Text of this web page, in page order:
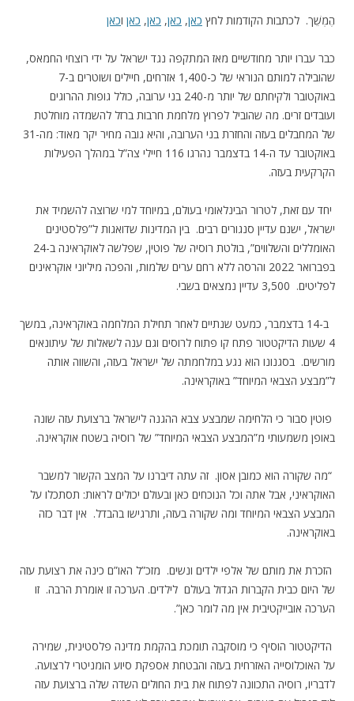
הֶמְשֵׁך. לכתבות הקודמות לחץ כאן, כאן, כאן, כאן וכאן
כבר עברו יותר מחודשיים מאז המתקפה נגד ישראל על ידי רוצחי החמאס,
שהובילה למותם הנוראי של כ-1,400 אזרחים, חיילים ושוטרים ב-7
באוקטובר ולקיחתם של יותר מ-240 בני ערובה, כולל גופות ההרוגים
ועובדים זרים. מה שהוביל לפרוץ מלחמת חרבות ברזל להשמדה מוחלטת
של המחבלים בעזה והחזרת בני הערובה, והיא גובה מחיר יקר מאוד: מה-31
באוקטובר עד ה-14 בדצמבר נהרגו 116 חיילי צה”ל במהלך הפעילות
הקרקעית בעזה.
יחד עם זאת, לטרור הבינלאומי בעולם, במיוחד למי שרוצה להשמיד את
ישראל, ישנם עדיין סנגורים רבים. בין המדינות שדואגות ל”פלסטינים
האומללים והשלווים”, בולטת רוסיה של פוטין, שפלשה לאוקראינה ב-24
בפברואר 2022 והרסה ללא רחם ערים שלמות, והפכה מיליוני אוקראינים
לפליטים. 3,500 עדיין נמצאים בשבי.
ב-14 בדצמבר, כמעט שנתיים לאחר תחילת המלחמה באוקראינה, במשך
4 שעות הדיקטטור פתח קו פתוח לרוסים וגם ענה לשאלות של עיתונאים
מורשים. בסגנונו הוא נגע במלחמתה של ישראל בעזה, והשווה אותה
ל”מבצע הצבאי המיוחד” באוקראינה.
פוטין סבור כי הלחימה שמבצע צבא ההגנה לישראל ברצועת עזה שונה
באופן משמעותי מ”המבצע הצבאי המיוחד” של רוסיה בשטח אוקראינה.
“מה שקורה הוא כמובן אסון. זה עתה דיברנו על המצב הקשור למשבר
האוקראיני, אבל אתה וכל הנוכחים כאן ובעולם יכולים לראות: תסתכלו על
המבצע הצבאי המיוחד ומה שקורה בעזה, ותרגישו בהבדל. אין דבר כזה
באוקראינה.
הזכרת את מותם של אלפי ילדים ונשים. מזכ”ל האו”ם כינה את רצועת עזה
של היום כבית הקברות הגדול בעולם לילדים. הערכה זו אומרת הרבה. זו
הערכה אובייקטיבית אין מה לומר כאן”.
הדיקטטור הוסיף כי מוסקבה תומכת בהקמת מדינה פלסטינית, שמירה
על האוכלוסייה האזרחית בעזה והבטחת אספקת סיוע הומניטרי לרצועה.
לדבריו, רוסיה התכוונה לפתוח את בית החולים השדה שלה ברצועת עזה